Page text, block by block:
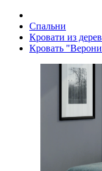
Спальни
Кровати из
Кровать